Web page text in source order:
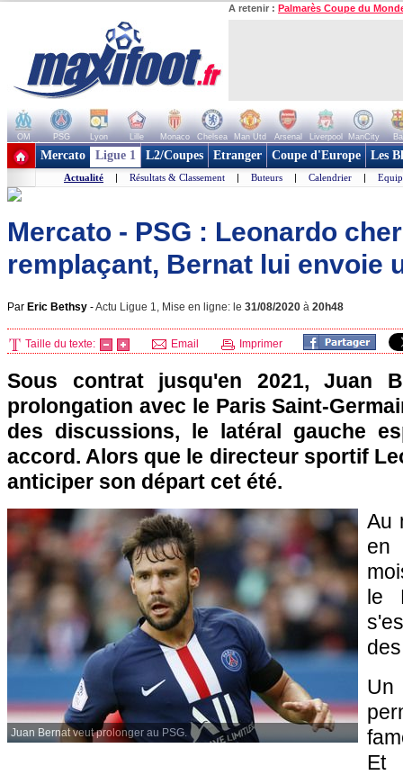
A retenir : Palmarès Coupe du
OM PSG Lyon Lille Monaco Chelsea Man Utd Arsenal Liverpool ManCity
+ de clubs
Mercato Ligue 1 L2/Coupes Etranger Coupe d'Europe Les
Actualité | Résultats & Classement | Buteurs | Calendrier |
Mercato - PSG : Leonardo
remplaçant, Bernat lui envoie
Par Eric Bethsy -Actu Ligue 1, Mise en ligne: le 31/08/2020 à 20h48
Taille du texte: Email Imprimer
Sous contrat jusqu'en 2021, Juan
prolongation avec le Paris Saint-
des discussions, le latéral gauche
accord. Alors que le directeur sportif
anticiper son départ cet été.
Juan Bernat veut prolonger au PSG.
Au
en
le
Et